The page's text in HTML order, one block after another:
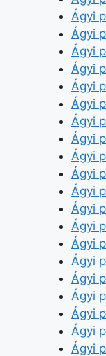
Ágyi
Ágyi
Ágyi
Ágyi
Ágyi
Ágyi
Ágyi
Ágyi
Ágyi
Ágyi
Ágyi
Ágyi
Ágyi
Ágyi
Ágyi
Ágyi
Ágyi
Ágyi
Ágyi
Ágyi